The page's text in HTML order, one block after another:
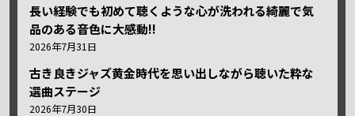
長い経験でも初めて聴くような心が洗われる綺麗で気
品のある音色に大感動!!
2026年7月31日
古き良きジャズ黄金時代を思い出しながら聴いた粋な
選曲ステージ
2026年7月30日